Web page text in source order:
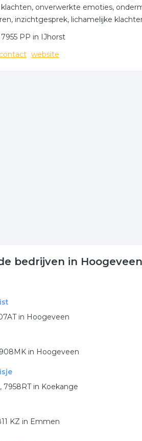
onverwerkte emoties,
inzichtgesprek, lichamelijke
PP in IJhorst
contact website
bedrijven in Hoogeveen
in Hoogeveen
in Hoogeveen
7958RT in Koekange
KZ in Emmen